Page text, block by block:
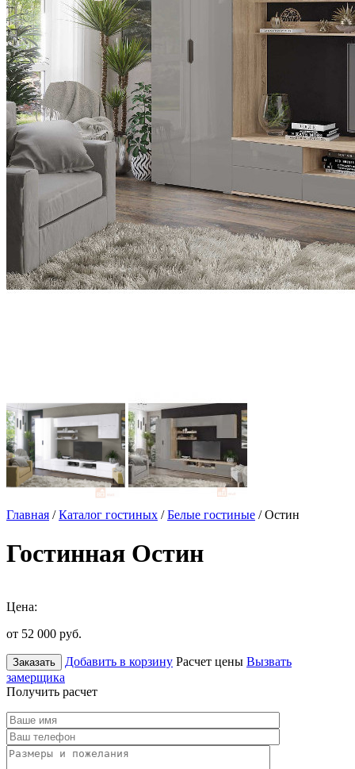
Главная /Каталог гостиных /Белые гостиные / Остин
Гостинная Остин
Цена:
от 52 000 руб.
Заказать Добавить в корзину Расчет цены Вызвать
замерщика
Получить расчет